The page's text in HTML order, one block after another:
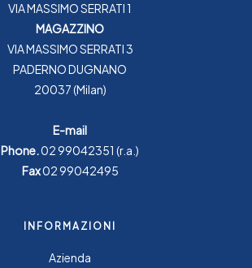
VIA MASSIMO SERRATI 1
MAGAZZINO
VIA MASSIMO SERRATI 3
PADERNO DUGNANO
20037 (Milan)
E-mail
Phone.02 99042351 (r.a.)
Fax02 99042495
INFORMAZIONI
Azienda